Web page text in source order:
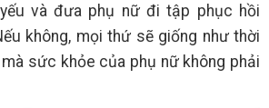
và đưa phụ nữ đi tập phục hồi
không, mọi thứ sẽ giống như thời
sức khỏe của phụ nữ không phải